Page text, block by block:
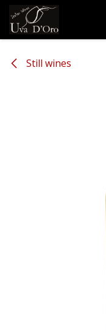
Overslaan naar inhoud
Still wines